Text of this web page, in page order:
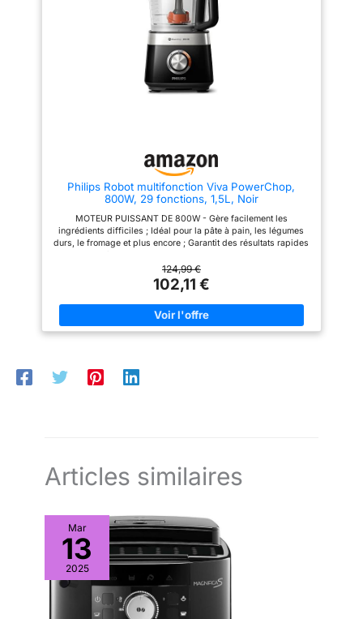
difficiles Minuteur intelligent et
8 vitesses : Réglez la vitesse et
le minuteur, le Robot de Cuisine
Philips fera tout le travail pour
vous grâce à son puissant
Philips Robot multifonction Viva PowerChop,
800W, 29 fonctions, 1,5L, Noir
MOTEUR PUISSANT DE 800W - Gère facilement les
ingrédients difficiles ; Idéal pour la pâte à pain, les légumes
durs, le fromage et plus encore ; Garantit des résultats rapides
Hacher, trancher, râper, pétrir, émulsionner et presser des jus
facilement ; Comprend des accessoires polyvalents comme la
lame en S, le disque 2-en-1 et la presse-agrumes
TECHNOLOGIE POWERCHOP - Conception de lame améliorée
et angle de coupe ; Offre des performances de hachage
supérieures sur les ingrédients tendres et durs DESIGN
BOL DE 1,5 L & ASSEMBLAGE FACILE - Prépare jusqu'à 5
portions en une seule fois ; Dispose d'un grand tube
124,99 €
102,11 €
Articles similaires
Mar
13
2025